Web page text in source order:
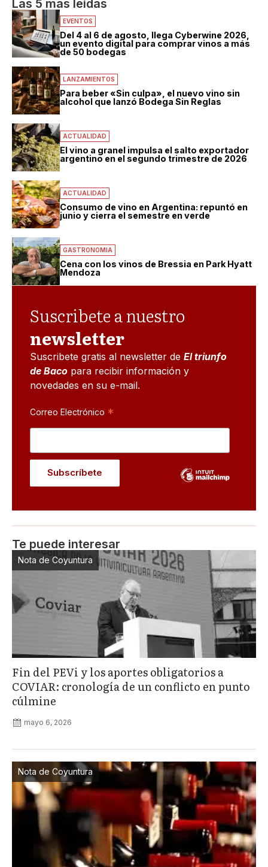
Las 5 mas leídas
EVENTOS
Del 4 al 6 de agosto, llega Cyberwine 2026,
un evento digital para comprar vinos a más
de 50 bodegas
LANZAMIENTOS
Para beber «Sin culpa», el nuevo vino sin
alcohol que lanzó Bodega Sin Reglas
ACTUALIDAD
El vino a granel impulsa el salto exportador
argentino en el segundo trimestre de 2026
ACTUALIDAD
Consumo de vino en Argentina: repuntó en
junio y cierra el semestre en verde
GASTRONOMIA
Cena con los vinos de Bressia en Park Hyatt
Mendoza
Suscribete a nuestro
newsletter
Suscribete gratis al newsletter de El triunfo
de Baco para recibir información y
novedades en su e-mail.
Correo Electrónico *
Te puede interesar
Nota de Coyuntura
Fin del PEVi y los aportes obligatorios a
COVIAR: cronología de un conflicto en punto
cúlmine
mayo 6, 2026
Nota de Coyuntura